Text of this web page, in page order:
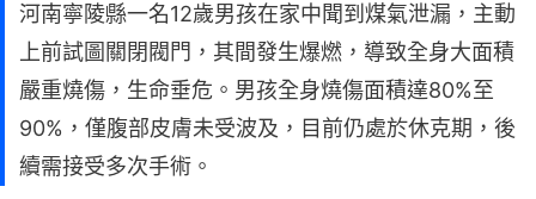
河南寧陵縣一名12歲男孩在家中聞到煤氣泄漏，主動
上前試圖關閉閥門，其間發生爆燃，導致全身大面積
嚴重燒傷，生命垂危。男孩全身燒傷面積達80%至
90%，僅腹部皮膚未受波及，目前仍處於休克期，後
續需接受多次手術。